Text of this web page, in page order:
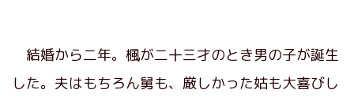
結婚から二年。楓が二十三才のとき男の子が誕生
した。夫はもちろん舅も、厳しかった姑も大喜びし